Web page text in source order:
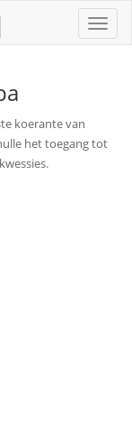
Toggle
koerante van
het toegang tot